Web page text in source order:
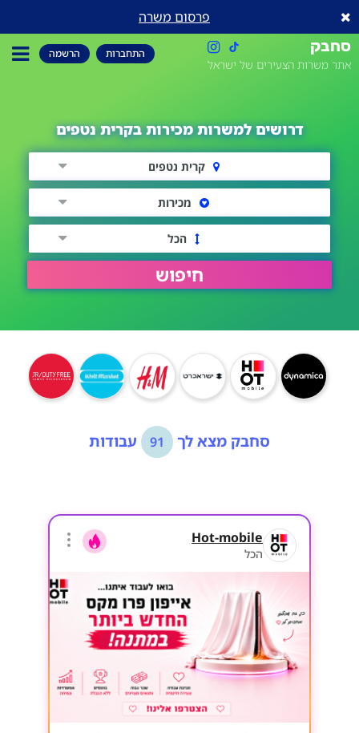
פרסום משרה
סחבק
אתר משרות הצעירים של ישראל
התחברות הרשמה
דרושים למשרות מכירות בקרית נטפים
קרית נטפים
מכירות
הכל
חיפוש
סחבק מצא לך 91 עבודות
Hot-mobile
הכל